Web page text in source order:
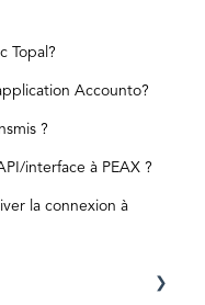
Topal?
Accounto?
?
interface à PEAX ?
la connexion à